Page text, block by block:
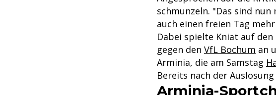
schmunzeln. "Das sind
auch einen freien Tag
Dabei spielte Kniat auf
gegen den VfL Bochum an
Arminia, die am Samstag
Bereits nach der
Arminia-